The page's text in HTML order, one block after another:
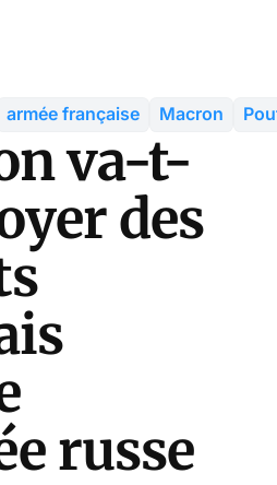
armée française Macron
va-t-
des
russe